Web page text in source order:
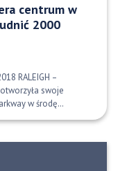
centrum w
2000
RALEIGH –
swoje
w środę…